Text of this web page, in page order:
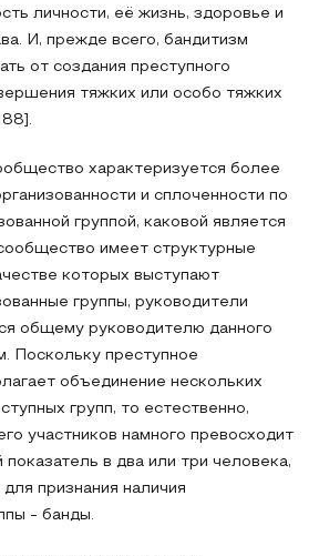
личности, её жизнь, здоровье и
И, прежде всего, бандитизм
от создания преступного
тяжких или особо тяжких
характеризуется более
и сплоченности по
группой, каковой является
имеет структурные
которых выступают
группы, руководители
общему руководителю данного
Поскольку преступное
объединение нескольких
групп, то естественно,
участников намного превосходит
показатель в два или три человека,
признания наличия
- банды.